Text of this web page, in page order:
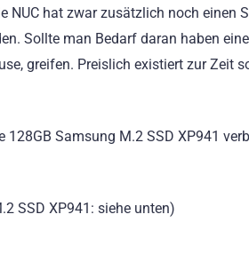
NUC hat zwar zusätzlich noch einen
Sollte man Bedarf daran haben
greifen. Preislich existiert zur Zeit
128GB Samsung M.2 SSD XP941
SSD XP941: siehe unten)